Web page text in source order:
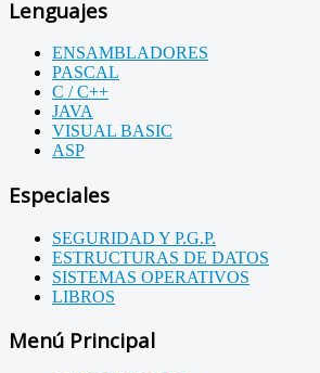
Lenguajes
ENSAMBLADORES
PASCAL
C / C++
JAVA
VISUAL BASIC
ASP
Especiales
SEGURIDAD Y P.G.P.
ESTRUCTURAS DE DATOS
SISTEMAS OPERATIVOS
LIBROS
Menú Principal